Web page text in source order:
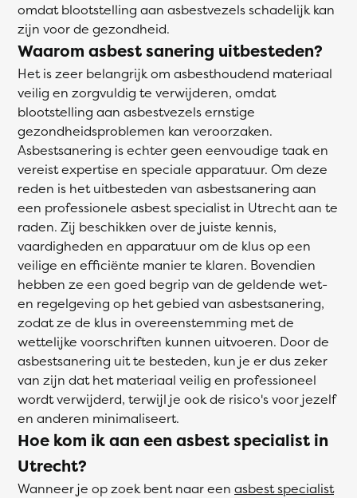
omdat blootstelling aan asbestvezels schadelijk kan
zijn voor de gezondheid.
Waarom asbest sanering uitbesteden?
Het is zeer belangrijk om asbesthoudend materiaal
veilig en zorgvuldig te verwijderen, omdat
blootstelling aan asbestvezels ernstige
gezondheidsproblemen kan veroorzaken.
Asbestsanering is echter geen eenvoudige taak en
vereist expertise en speciale apparatuur. Om deze
reden is het uitbesteden van asbestsanering aan
een professionele asbest specialist in Utrecht aan te
raden. Zij beschikken over de juiste kennis,
vaardigheden en apparatuur om de klus op een
veilige en efficiënte manier te klaren. Bovendien
hebben ze een goed begrip van de geldende wet-
en regelgeving op het gebied van asbestsanering,
zodat ze de klus in overeenstemming met de
wettelijke voorschriften kunnen uitvoeren. Door de
asbestsanering uit te besteden, kun je er dus zeker
van zijn dat het materiaal veilig en professioneel
wordt verwijderd, terwijl je ook de risico's voor jezelf
en anderen minimaliseert.
Hoe kom ik aan een asbest specialist in
Utrecht?
Wanneer je op zoek bent naar een asbest specialist